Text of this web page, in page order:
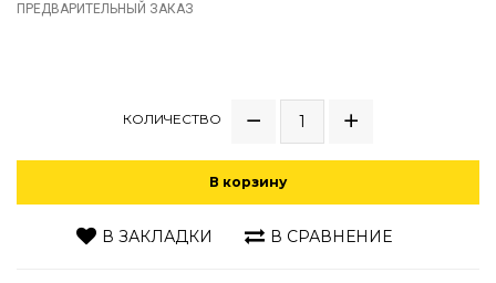
ПРЕДВАРИТЕЛЬНЫЙ ЗАКАЗ
КОЛИЧЕСТВО
В корзину
В ЗАКЛАДКИ В СРАВНЕНИЕ